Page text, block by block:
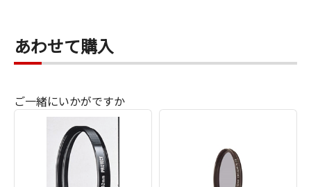
あわせて購入
ご一緒にいかがですか